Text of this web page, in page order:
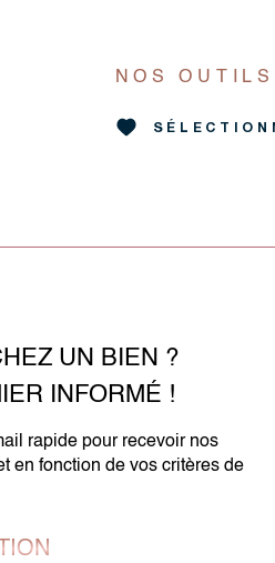
NOS OUTILS
UN BIEN ?
INFORMÉ !
rapide pour recevoir nos
en fonction de vos critères de